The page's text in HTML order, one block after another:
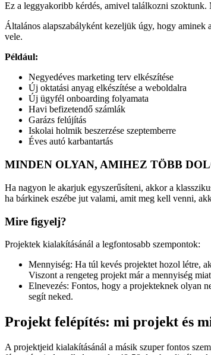
Ez a leggyakoribb kérdés, amivel találkozni
Általános alapszabályként kezeljük úgy, hogy aminek
vele.
Például:
Negyedéves marketing terv elkészítése
Új oktatási anyag elkészítése a weboldalra
Új ügyfél onboarding folyamata
Havi befizetendő számlák
Garázs felújítás
Iskolai holmik beszerzése szeptemberre
Éves autó karbantartás
MINDEN OLYAN, AMIHEZ TÖBB
Ha nagyon le akarjuk egyszerűsíteni, akkor a
ha bárkinek eszébe jut valami, amit meg kell venni,
Mire figyelj?
Projektek kialakításánál a legfontosabb szempontok:
Mennyiség: Ha túl kevés projektet hozol létre,
Viszont a rengeteg projekt már a mennyiség
Elnevezés: Fontos, hogy a projekteknek olyan
segít neked.
Projekt felépítés: mi projekt és
A projektjeid kialakításánál a másik szuper fontos